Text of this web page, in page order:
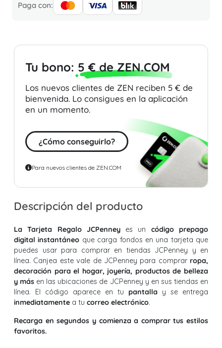
Paga con:
Tu bono: 5 € de ZEN.COM
Los nuevos clientes de ZEN reciben 5 € de
bienvenida. Lo consigues en la aplicación
en un momento.
¿Cómo conseguirlo?
Para nuevos clientes de ZEN.COM
Descripción del producto
La Tarjeta Regalo JCPenneyes un código prepago
digital instantáneo que carga fondos en una tarjeta que
puedes usar para comprar en tiendas JCPenney y en
línea. Canjea este vale de JCPenney para comprar ropa,
decoración para el hogar, joyería, productos de belleza
y más en las ubicaciones de JCPenney y en sus tiendas en
línea. El código aparece en tu pantalla y se entrega
inmediatamente a tu correo electrónico.
Recarga en segundos y comienza a comprar tus estilos
favoritos.